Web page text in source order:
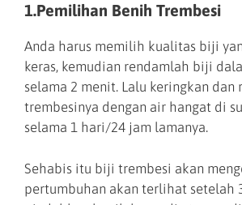
1.Pemilihan Benih Trembesi
Anda harus memilih kualitas biji
keras, kemudian rendamlah biji
selama 2 menit. Lalu keringkan
trembesinya dengan air hangat di
selama 1 hari/24 jam lamanya.
Sehabis itu biji trembesi akan
pertumbuhan akan terlihat setelah